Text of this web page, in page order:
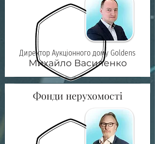
Директор Аукціонного дому Goldens
Михайло Василенко
Фонди нерухомості